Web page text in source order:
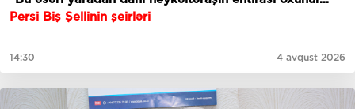
Persi Biş Şellinin şeirləri
14:30 4 avqust 2026